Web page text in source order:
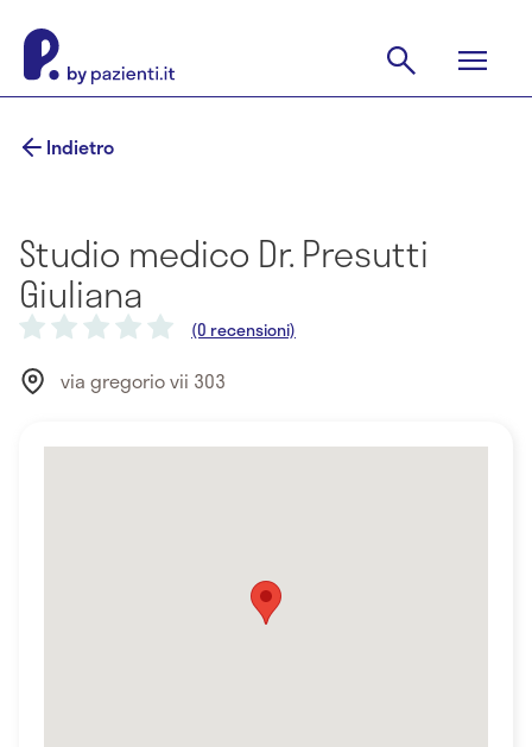
Indietro
Studio medico Dr. Presutti
Giuliana
(0 recensioni)
via gregorio vii 303